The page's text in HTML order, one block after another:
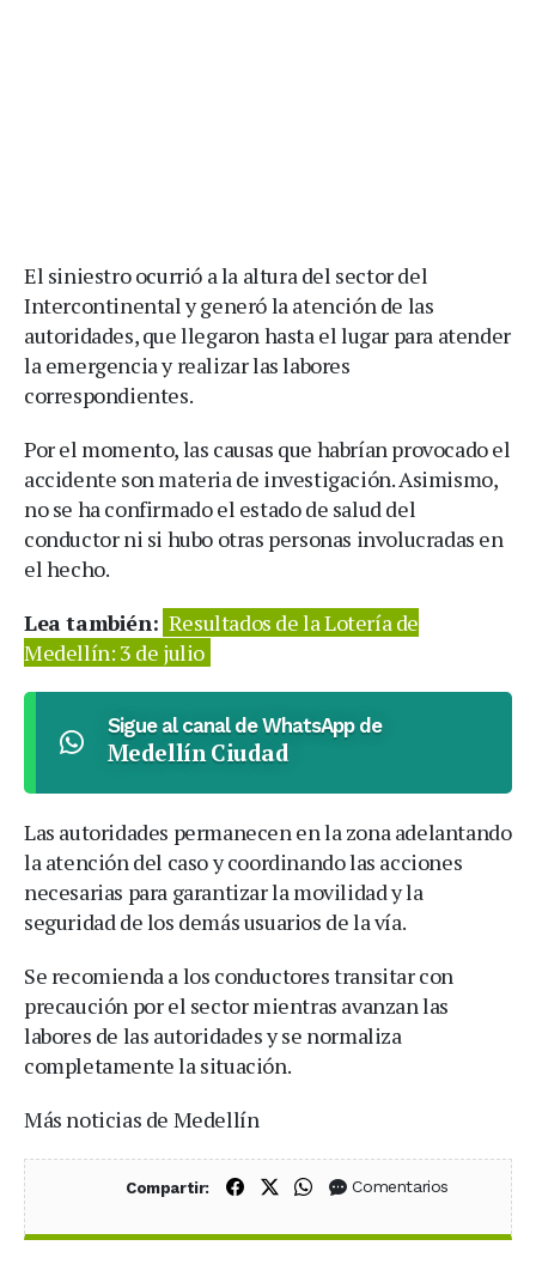
El siniestro ocurrió a la altura del sector del
Intercontinental y generó la atención de las
autoridades, que llegaron hasta el lugar para atender
la emergencia y realizar las labores
correspondientes.
Por el momento, las causas que habrían provocado el
accidente son materia de investigación. Asimismo,
no se ha confirmado el estado de salud del
conductor ni si hubo otras personas involucradas en
el hecho.
Lea también: Resultados de la Lotería de
Medellín: 3 de julio
Sigue al canal de WhatsApp de
Medellín Ciudad
Las autoridades permanecen en la zona adelantando
la atención del caso y coordinando las acciones
necesarias para garantizar la movilidad y la
seguridad de los demás usuarios de la vía.
Se recomienda a los conductores transitar con
precaución por el sector mientras avanzan las
labores de las autoridades y se normaliza
completamente la situación.
Más noticias de Medellín
Compartir: Compartir en Facebook
Compartir en X (Twitter)
Compartir en WhatsApp
Comentarios